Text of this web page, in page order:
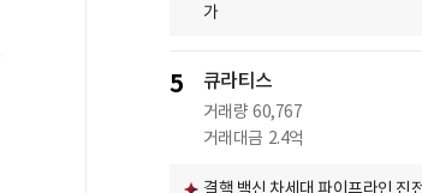
가
5 큐라티스
거래량 60,767
거래대금 2.4억
결핵 백신 차세대 파이프라인 진